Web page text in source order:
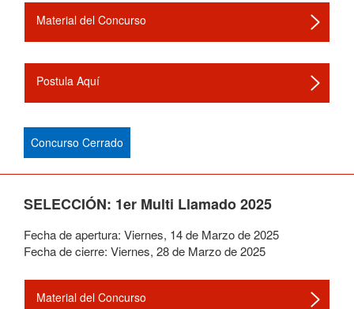
Material del Concurso
Postula Aquí
Concurso Cerrado
SELECCIÓN: 1er Multi Llamado 2025
Fecha de apertura: Viernes, 14de Marzode2025
Fecha de cierre: Viernes, 28de Marzode2025
Material del Concurso